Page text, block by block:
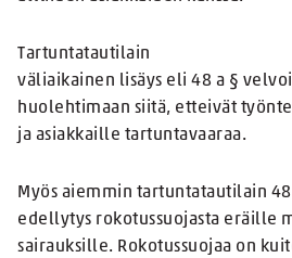
Tartuntatautilain
väliaikainen lisäys eli 48 a §
huolehtimaan siitä, etteivät
ja asiakkaille tartuntavaaraa.
Myös aiemmin tartuntatautilain
edellytys rokotussuojasta eräille
sairauksille. Rokotussuojaa on